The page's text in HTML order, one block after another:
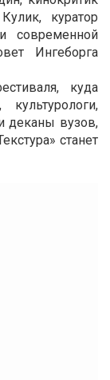
куратор
современной
Ингеборга
куда
деканы вузов,
станет